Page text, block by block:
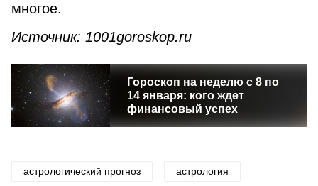
многое.
Источник: 1001goroskop.ru
Гороскоп на неделю с 8 по
14 января: кого ждет
финансовый успех
астрологический прогноз астрология